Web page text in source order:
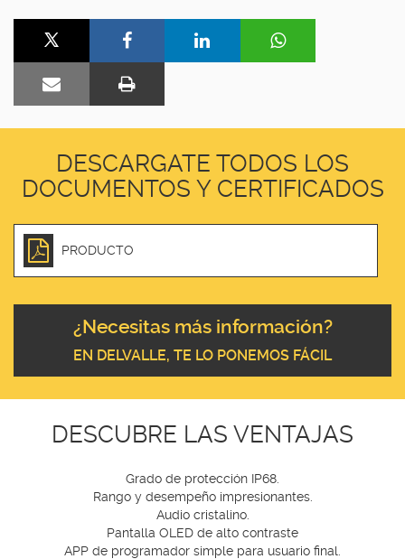
DESCARGATE TODOS LOS
DOCUMENTOS Y CERTIFICADOS
PRODUCTO
¿Necesitas más información?
EN DELVALLE, TE LO PONEMOS FÁCIL
DESCUBRE LAS VENTAJAS
Grado de protección IP68.
Rango y desempeño impresionantes.
Audio cristalino.
Pantalla OLED de alto contraste
APP de programador simple para usuario final.